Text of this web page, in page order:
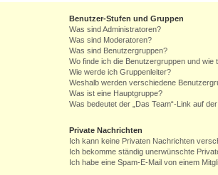
Benutzer-Stufen und Gruppen
Was sind Administratoren?
Was sind Moderatoren?
Was sind Benutzergruppen?
Wo finde ich die Benutzergruppen und wie
Wie werde ich Gruppenleiter?
Weshalb werden verschiedene
Was ist eine Hauptgruppe?
Was bedeutet der „Das Team“-Link auf
Private Nachrichten
Ich kann keine Privaten Nachrichten
Ich bekomme ständig unerwünschte
Ich habe eine Spam-E-Mail von einem